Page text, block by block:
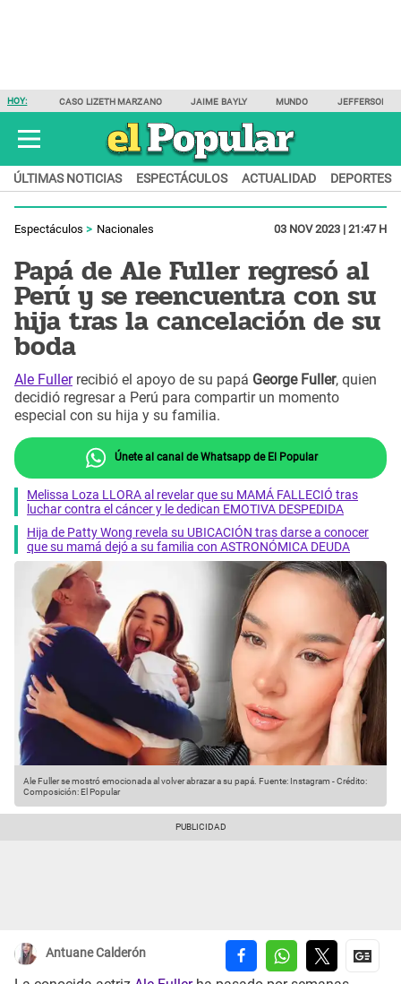
HOY: CASO LIZETH MARZANO JAIME BAYLY MUNDO JEFFERSON
ÚLTIMAS NOTICIAS ESPECTÁCULOS ACTUALIDAD DEPORTES
Espectáculos Nacionales 03 NOV 2023 | 21:47 H
Papá de Ale Fuller regresó al
Perú y se reencuentra con su
hija tras la cancelación de su
boda
Ale Fullerrecibió el apoyo de su papá George Fuller, quien
decidió regresar a Perú para compartir un momento
especial con su hija y su familia.
Únete al canal de Whatsapp de El Popular
Melissa Loza LLORA al revelar que su MAMÁ FALLECIÓ tras
luchar contra el cáncer y le dedican EMOTIVA DESPEDIDA
Hija de Patty Wong revela su UBICACIÓN tras darse a conocer
que su mamá dejó a su familia con ASTRONÓMICA DEUDA
Ale Fuller se mostró emocionada al volver abrazar a su papá. Fuente: Instagram -Crédito:
Composición: El Popular
Antuane Calderón